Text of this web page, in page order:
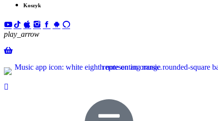
Koszyk
play_arrow